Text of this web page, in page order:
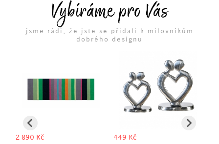
Vybíráme pro Vás
jsme rádi, že jste se přidali k milovníkům
dobrého designu
2 890 Kč 449 Kč